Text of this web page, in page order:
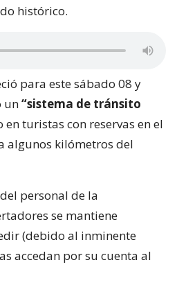
histórico.
para este sábado 08 y
un“sistema de tránsito
en turistas con reservas en el
algunos kilómetros del
personal de la
se mantiene
(debido al inminente
accedan por su cuenta al